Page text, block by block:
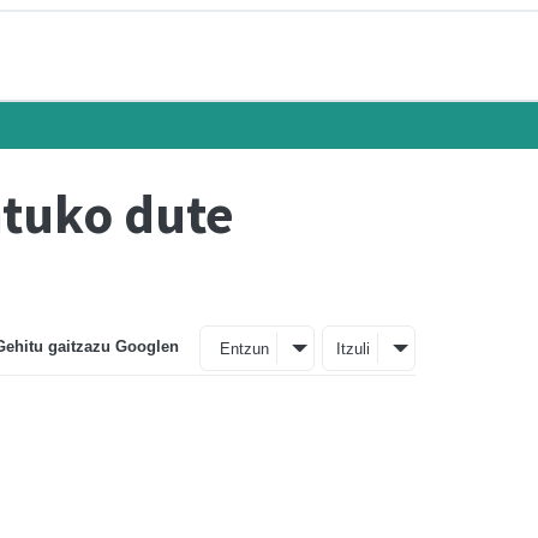
dute
gaitzazu Googlen Entzun Itzuli